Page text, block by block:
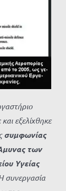
εξελίχθηκε
συμφωνίας
των
Υγείας
συνεργασία